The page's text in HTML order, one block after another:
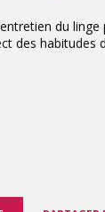
du
des habitudes